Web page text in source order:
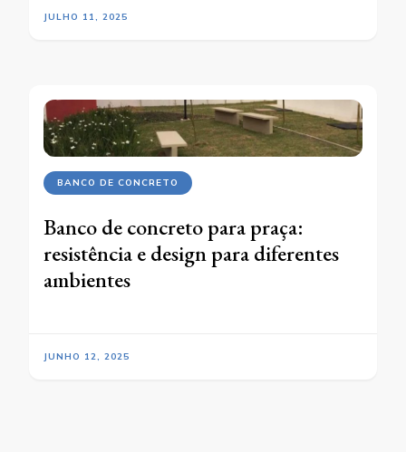
JULHO 11, 2025
BANCO DE CONCRETO
Banco de concreto para praça:
resistência e design para diferentes
ambientes
JUNHO 12, 2025